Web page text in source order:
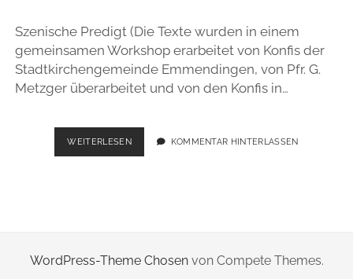
instagram
email
Szenische Predigt (Die Texte wurden in einem
gemeinsamen Workshop erarbeitet von Konfis der
Stadtkirchengemeinde Emmendingen, von Pfr. G.
Metzger überarbeitet und von den Konfis in…
WEITERLESEN„EHER
GEHT
MARKUS
KOMMENTAR HINTERLASSEN
WordPress-Theme Chosenvon Compete Themes.